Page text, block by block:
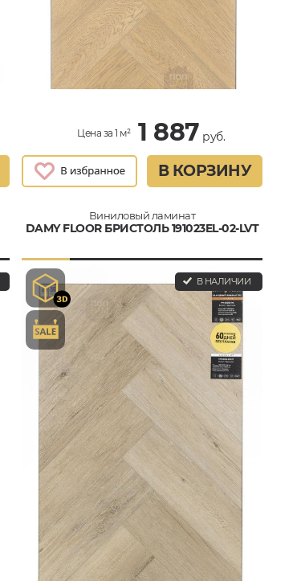
Цена за 1 м² 1 887 руб.
В КОРЗИНУ
Виниловый ламинат
DAMY FLOOR БРИСТОЛЬ 191023EL-02-LVT
В НАЛИЧИИ